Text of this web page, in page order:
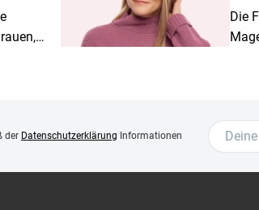
Die
der Datenschutzerklärung Informationen